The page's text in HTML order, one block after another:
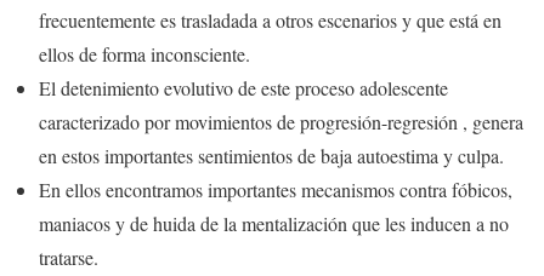
frecuentemente es trasladada a otros escenarios y que está en
ellos de forma inconsciente.
El detenimiento evolutivo de este proceso adolescente
caracterizado por movimientos de progresión-regresión , genera
en estos importantes sentimientos de baja autoestima y culpa.
En ellos encontramos importantes mecanismos contra fóbicos,
maniacos y de huida de la mentalización que les inducen a no
tratarse.